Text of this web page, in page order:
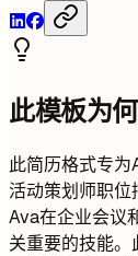
此模板为
此简历格式专
活动策划师职位
Ava在企业会议
关重要的技能